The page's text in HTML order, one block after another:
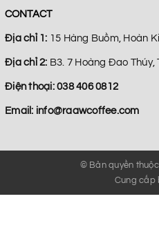
CONTACT
Địa chỉ 1: 15 Hàng Buồm, Hoàn
Địa chỉ 2: B3. 7 Hoàng Đao
Điện thoại: 038 406 0812
Email: info@raawcoffee.com
© Bản quyền
Cung cấp